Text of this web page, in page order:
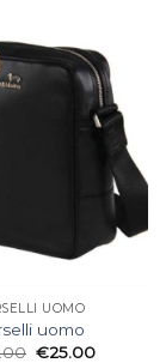
UOMO
uomo
€25.00